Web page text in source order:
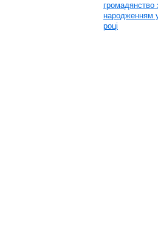
громадянство
народженням
році